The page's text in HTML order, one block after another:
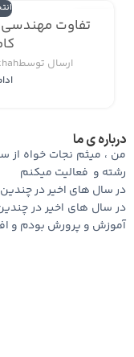
19
تفاوت
ارسال توسط
درباره ی ما
رشته و ‌‌‌‌‌ فعالیت میکنم
در سال های اخیر در
در سال های اخیر در
آموزش و پرورش بودم و